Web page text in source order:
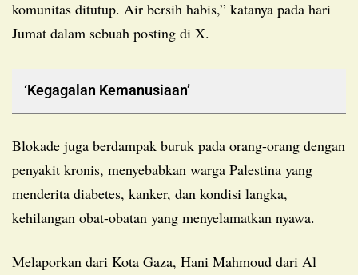
komunitas ditutup. Air bersih habis,” katanya pada hari
Jumat dalam sebuah posting di X.
‘Kegagalan Kemanusiaan’
Blokade juga berdampak buruk pada orang-orang dengan
penyakit kronis, menyebabkan warga Palestina yang
menderita diabetes, kanker, dan kondisi langka,
kehilangan obat-obatan yang menyelamatkan nyawa.
Melaporkan dari Kota Gaza, Hani Mahmoud dari Al